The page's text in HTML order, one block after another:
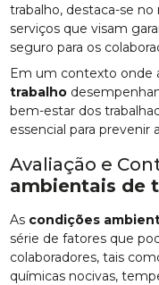
trabalho, destaca-se
serviços que visam
seguro para os
Em um contexto onde
trabalho
bem-estar dos
essencial para prevenir
Avaliação e
ambientais de
As condições
série de fatores que
colaboradores, tais
químicas nocivas,